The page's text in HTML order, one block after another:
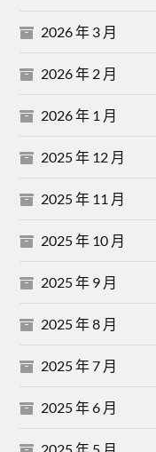
2026 年 3 月
2026 年 2 月
2026 年 1 月
2025 年 12 月
2025 年 11 月
2025 年 10 月
2025 年 9 月
2025 年 8 月
2025 年 7 月
2025 年 6 月